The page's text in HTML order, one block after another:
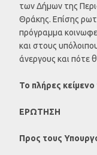
των Δήμων της
Θράκης. Επίσης
πρόγραμμα
και στους
άνεργους και πότε
Το πλήρες
ΕΡΩΤΗΣΗ
Προς τους